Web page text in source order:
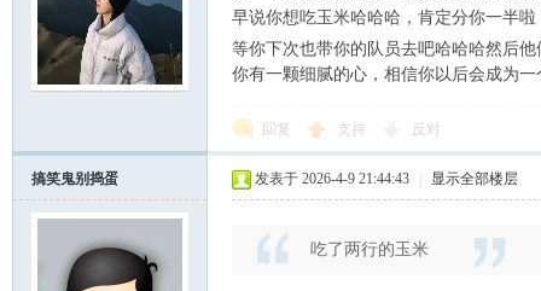
早说你想吃玉米哈哈哈，肯定分你一半
等你下次也带你的队员去吧哈哈哈然后
你有一颗细腻的心，相信你以后会成为
回复 支持 反对
搞笑鬼别捣蛋 发表于 2026-4-9 21:44:43 显示全部楼层
吃了两行的玉米